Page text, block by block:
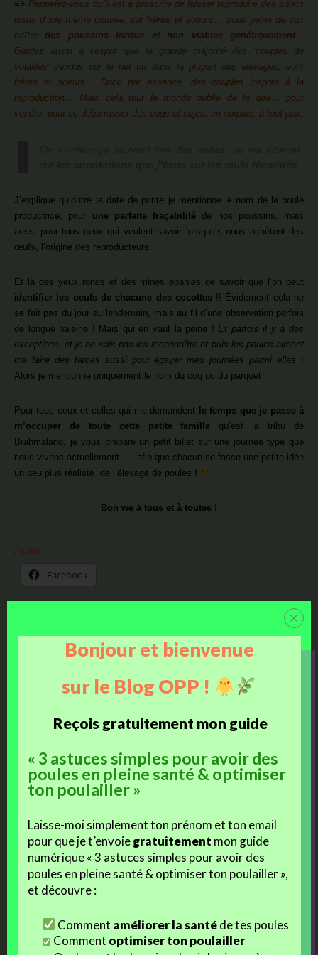
=> Rappelez-vous qu’il est à proscrire de laisser reproduire des sujets
issus d’une même couvée, car frères et soeurs… sous peine de voir
naître des poussins tordus et non viables génétiquement. ..
Gardez aussi à l’esprit que la grande majorité des ‘couples de
volailles’ vendus sur le net ou dans la plupart des élevages, sont
frères et soeurs… Donc par essence, des couples inaptes à la
reproduction… Mais cela tout le monde oublie de le dire… pour
vendre, pour se débarrasser des coqs et sujets en surplus, à tout prix.
J’explique qu’outre la date de ponte je mentionne le nom de la poule
productrice, pour une parfaite traçabilité de nos poussins, mais
aussi pour tous ceux qui veulent savoir lorsqu’ils nous achètent des
œufs, l’origine des reproducteurs.
Et là des yeux ronds et des mines ébahies de savoir que l’on peut
identifier les oeufs de chacune des cocottes!! Évidement cela ne
se fait pas du jour au lendemain, mais au fil d’une observation parfois
de longue haleine ! Mais qui en vaut la peine ! Et parfois il y a des
exceptions, et je ne sais pas les reconnaître et puis les poules aiment
me faire des farces aussi pour égayer mes journées parmi elles !
Alors je mentionne uniquement le nom du coq ou du parquet
Pour tous ceux et celles qui me demandent
le temps que je passe à
m’occuper de toute cette petite famille qu’est la tribu de
Brahmaland, je vous prépare un petit billet sur une journée type que
nous vivons actuellement….. afin que chacun se fasse une petite idée
un peu plus réaliste de l’élevage de poules !
Bon we à tous et à toutes !
Facebook
Les coulisses de
en hiver (Jour 1)
Les vaccins sont-ils
obligatoires pour éviter les
pertes de poules ? (Ça
Bonjour et bienvenue
sur le Blog OPP !
Reçois gratuitement mon guide
« 3 astuces simples pour avoir des
poules en pleine santé & optimiser
ton poulailler »
Laisse-moi simplement ton prénom et ton email
pour que je t’envoiegratuitement mon guide
numérique « 3 astuces simples pour avoir des
poules en pleine santé & optimiser ton poulailler »,
et découvre :
Comment améliorer la santéde tes poules
Comment optimiser ton poulailler